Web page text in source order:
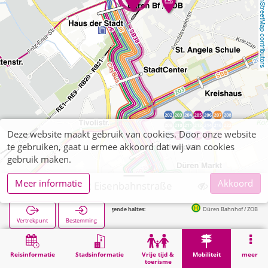
OpenStreetMap contributors
Reisinformatie Stadsinformatie
Vrije tijd &
toerisme
Mobiliteit meer
Düren, Bf P+R Eisenbahnstraße
Vertrekpunt Bestemming
Volgende haltes: Düren Bahnhof / ZOB (Bus) in
Mobiliteit Düren, Bf P+R Eisenbahnstraße
Deze website maakt gebruik van cookies. Door onze website
te gebruiken, gaat u ermee akkoord dat wij van cookies
gebruik maken.
Meer informatie
Akkoord